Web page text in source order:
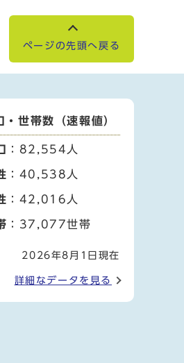
ページの先頭へ戻る
・世帯数（速報値）
：82,554人
：40,538人
：42,016人
：37,077世帯
2026年8月1日現在
詳細なデータを見る